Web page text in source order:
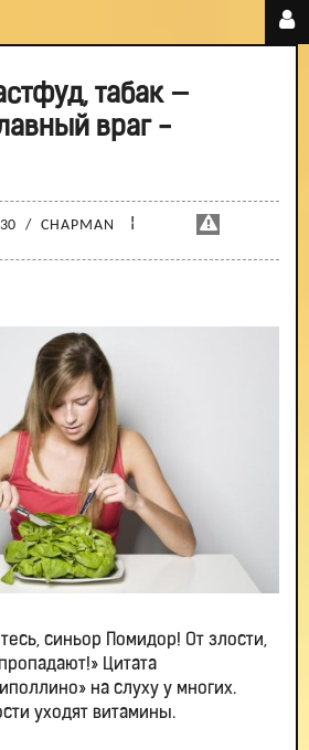
табак —
враг -
/ CHAPMAN ¦
синьор Помидор! От злости,
Цитата
на слуху у многих.
уходят витамины.